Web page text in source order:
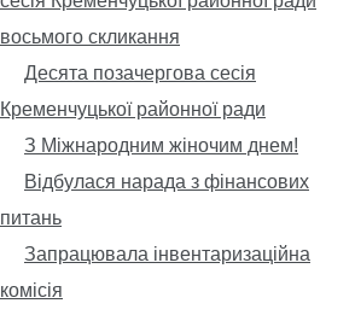
восьмого скликання
Десята позачергова сесія
Кременчуцької районної ради
З Міжнародним жіночим днем!
Відбулася нарада з фінансових
питань
Запрацювала інвентаризаційна
комісія